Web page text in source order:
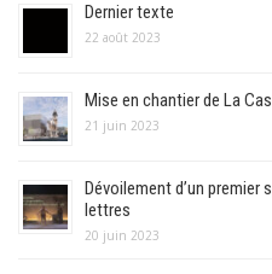
Dernier texte
22 août 2023
Mise en chantier de La
21 juin 2023
Dévoilement d’un
lettres
20 juin 2023